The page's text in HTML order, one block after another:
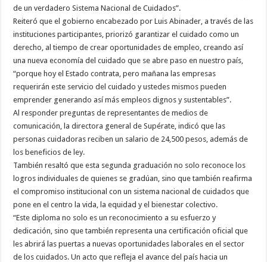
de un verdadero Sistema Nacional de Cuidados”.
Reiteró que el gobierno encabezado por Luis Abinader, a través de las
instituciones participantes, priorizó garantizar el cuidado como un
derecho, al tiempo de crear oportunidades de empleo, creando así
una nueva economía del cuidado que se abre paso en nuestro país,
“porque hoy el Estado contrata, pero mañana las empresas
requerirán este servicio del cuidado y ustedes mismos pueden
emprender generando así más empleos dignos y sustentables”.
Al responder preguntas de representantes de medios de
comunicación, la directora general de Supérate, indicó que las
personas cuidadoras reciben un salario de 24,500 pesos, además de
los beneficios de ley.
También resaltó que esta segunda graduación no solo reconoce los
logros individuales de quienes se gradúan, sino que también reafirma
el compromiso institucional con un sistema nacional de cuidados que
pone en el centro la vida, la equidad y el bienestar colectivo.
“Este diploma no solo es un reconocimiento a su esfuerzo y
dedicación, sino que también representa una certificación oficial que
les abrirá las puertas a nuevas oportunidades laborales en el sector
de los cuidados. Un acto que refleja el avance del país hacia un